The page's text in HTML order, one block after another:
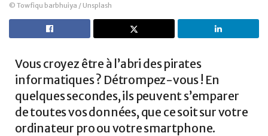
© Towfiqu barbhuiya / Unsplash
Vous croyez être à l’abri des pirates
informatiques ? Détrompez-vous ! En
quelques secondes, ils peuvent s’emparer
de toutes vos données, que ce soit sur votre
ordinateur pro ou votre smartphone.